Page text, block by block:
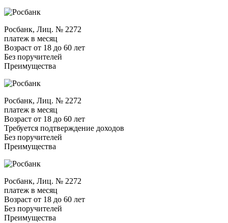
Росбанк, Лиц. № 2272
платеж в месяц
Возраст от 18 до 60 лет
Без поручителей
Преимущества
Росбанк, Лиц. № 2272
платеж в месяц
Возраст от 18 до 60 лет
Требуется подтверждение доходов
Без поручителей
Преимущества
Росбанк, Лиц. № 2272
платеж в месяц
Возраст от 18 до 60 лет
Без поручителей
Преимущества